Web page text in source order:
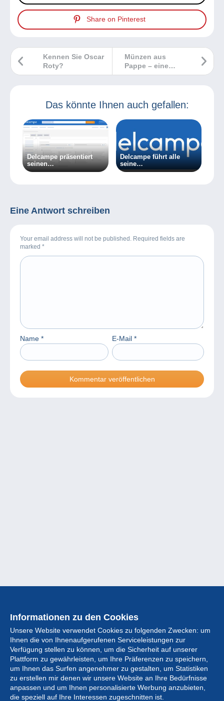
Share on Pinterest
Münzen aus
Pappe – eine
ungewöhnliche
Kennen Sie Oscar
Roty?
Das könnte Ihnen auch gefallen:
Delcampe präsentiert
seinen
maßgeschneiderten
Delcampe führt alle
seine
Geschäftsaktivitäten
Eine Antwort schreiben
Your email address will not be published. Required fields are
marked *
Name * E-Mail *
Informationen zu den Cookies
Unsere Website verwendet Cookies zu folgenden Zwecken: um
Ihnen die von Ihnenaufgerufenen Serviceleistungen zur
Verfügung stellen zu können, um die Sicherheit auf unserer
Plattform zu gewährleisten, um Ihre Präferenzen zu speichern,
um Ihnen das Surfen angenehmer zu gestalten, um Statistiken
zu erstellen mir denen wir unsere Website an Ihre Bedürfnisse
anpassen und um Ihnen personalisierte Werbung anzubieten,
die speziell auf Ihre Interessen zugeschnitten ist.
Sammlung